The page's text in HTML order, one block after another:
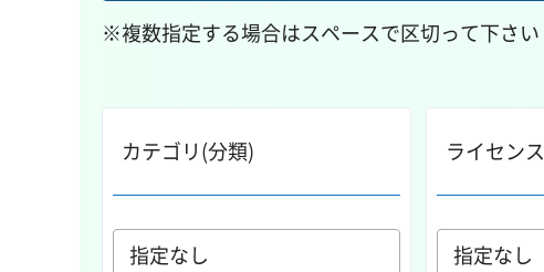
※複数指定する場合はスペースで区切って下さい
カテゴリ(分類) ライセンス